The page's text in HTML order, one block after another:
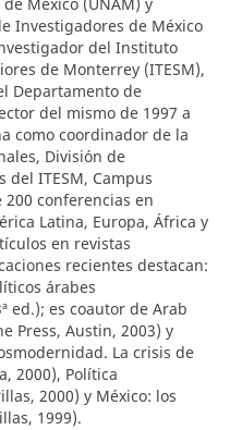
Investigadores de México
del Instituto
de Monterrey (ITESM),
Departamento de
del mismo de 1997 a
como coordinador de la
División de
del ITESM, Campus
conferencias en
Latina, Europa, África y
en revistas
recientes destacan:
árabes
ed.); es coautor de Arab
Press, Austin, 2003) y
La crisis de
2000), Política
2000) y México: los
1999).